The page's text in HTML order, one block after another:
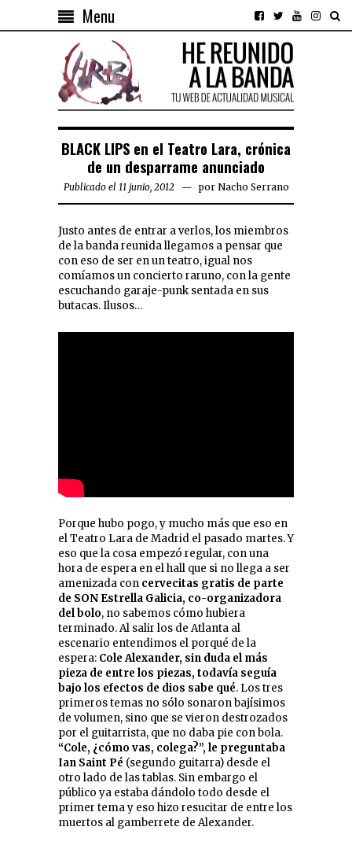
Menu
BLACK LIPS en el Teatro Lara, crónica
de un desparrame anunciado
Publicado el 11 junio, 2012 por Nacho Serrano
Justo antes de entrar a verlos, los miembros
de la banda reunida llegamos a pensar que
con eso de ser en un teatro, igual nos
comíamos un concierto raruno, con la gente
escuchando garaje-punk sentada en sus
butacas. Ilusos…
Porque hubo pogo, y mucho más que eso en
el Teatro Lara de Madrid el pasado martes. Y
eso que la cosa empezó regular, con una
hora de espera en el hall que si no llega a ser
amenizada con cervecitas gratis de parte
de SON Estrella Galicia, co-organizadora
del bolo, no sabemos cómo hubiera
terminado. Al salir los de Atlanta al
escenario entendimos el porqué de la
espera: Cole Alexander, sin duda el más
pieza de entre los piezas, todavía seguía
bajo los efectos de dios sabe qué. Los tres
primeros temas no sólo sonaron bajísimos
de volumen, sino que se vieron destrozados
por el guitarrista, que no daba pie con bola.
“Cole, ¿cómo vas, colega?”, le preguntaba
Ian Saint Pé (segundo guitarra) desde el
otro lado de las tablas. Sin embargo el
público ya estaba dándolo todo desde el
primer tema y eso hizo resucitar de entre los
muertos al gamberrete de Alexander.